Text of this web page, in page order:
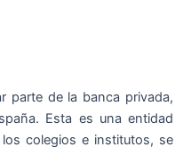
parte de la banca privada,
Esta es una entidad
colegios e institutos, se